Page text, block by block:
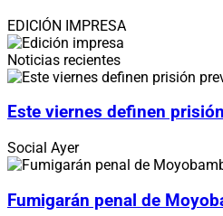
EDICIÓN IMPRESA
Noticias recientes
Este viernes definen
Social Ayer
Fumigarán penal de